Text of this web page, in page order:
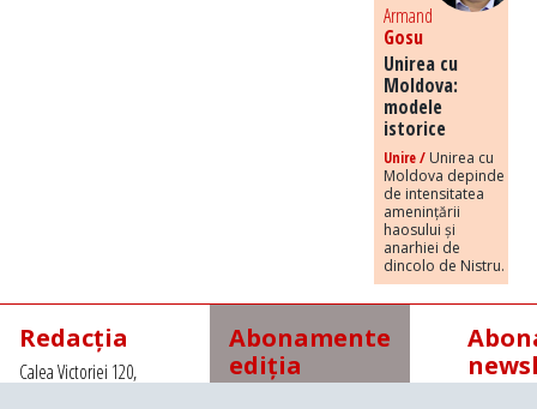
Armand
Gosu
Unirea cu
Moldova:
modele
istorice
Unire / Unirea cu
Moldova depinde
de intensitatea
amenințării
haosului și
anarhiei de
dincolo de Nistru.
Redacția
Calea Victoriei 120,
Abonamente
ediția
tipărită